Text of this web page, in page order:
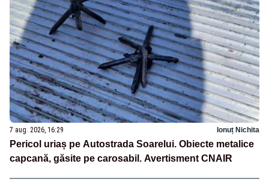
7 aug. 2026, 16:29 Ionuț Nichita
Pericol uriaș pe Autostrada Soarelui. Obiecte metalice
capcană, găsite pe carosabil. Avertisment CNAIR